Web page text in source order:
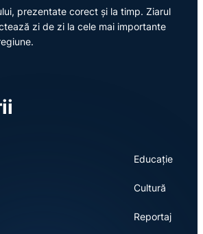
prezentate corect și la timp. Ziarul
zi de zi la cele mai importante
Educație
Cultură
Reportaj